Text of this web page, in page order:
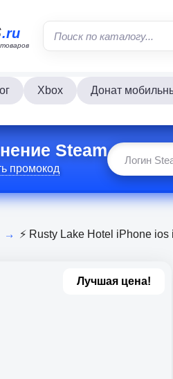
.ru
Xbox Донат
Steam
промокод
⚡️ Rusty Lake Hotel iPhone
Лучшая цена!